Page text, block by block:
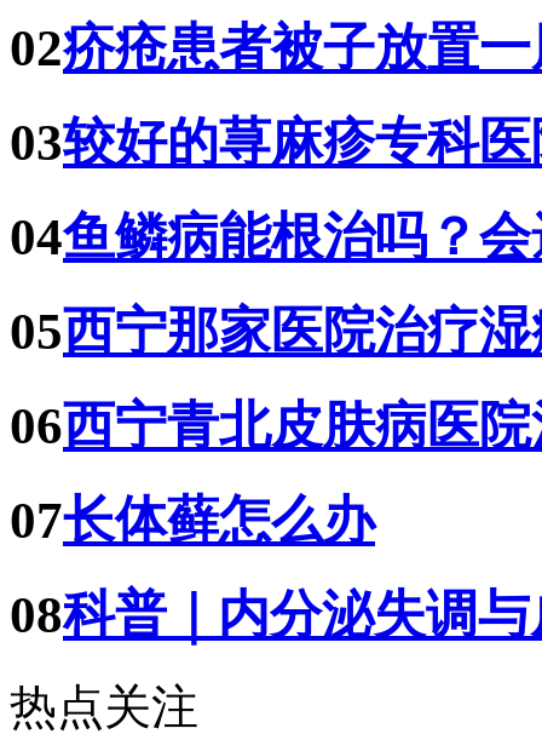
02疥疮患者被子放置
03较好的荨麻疹专科
04鱼鳞病能根治吗？
05西宁那家医院治疗
06西宁青北皮肤病医
07长体藓怎么办
08科普｜内分泌失调
热点关注